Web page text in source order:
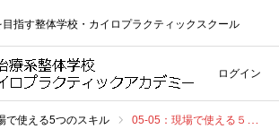
指す整体学校・カイロプラクティックスクール
ログイン
で使える5つのスキル 05-05：現場で使える５つのスキル（生きた経営ノウハウ）